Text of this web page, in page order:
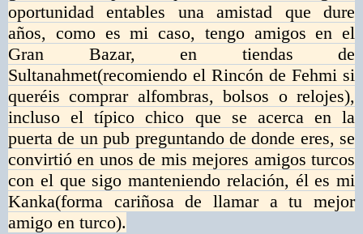
oportunidad entables una amistad que dure
años, como es mi caso, tengo amigos en el
Gran Bazar, en tiendas de
Sultanahmet(recomiendo el Rincón de Fehmi si
queréis comprar alfombras, bolsos o relojes),
incluso el típico chico que se acerca en la
puerta de un pub preguntando de donde eres, se
convirtió en unos de mis mejores amigos turcos
con el que sigo manteniendo relación, él es mi
Kanka(forma cariñosa de llamar a tu mejor
amigo en turco).